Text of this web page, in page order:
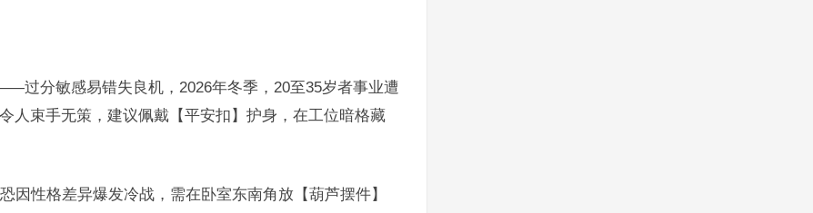
过分敏感易错失良机，2026年冬季，20至35岁者事业遭
人束手无策，建议佩戴【平安扣】护身，在工位暗格藏
因性格差异爆发冷战，需在卧室东南角放【葫芦摆件】